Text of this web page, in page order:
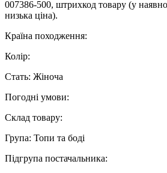
007386-500, штрихкод товару (у
низька ціна).
Країна походження:
Колір:
Стать: Жіноча
Погодні умови:
Склад товару:
Група: Топи та боді
Підгрупа постачальника: